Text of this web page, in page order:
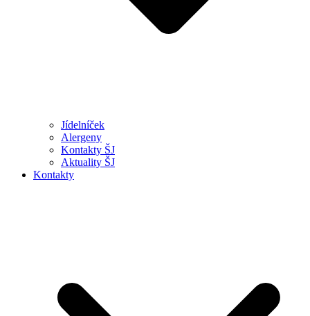
Jídelníček
Alergeny
Kontakty ŠJ
Aktuality ŠJ
Kontakty